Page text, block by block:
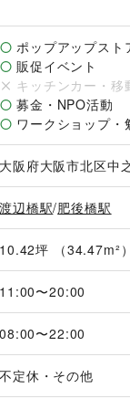
完備
ョーケース
可動什器多数
ポップアップスト
販促イベント
キッチンカー・移
募金・NPO活動
ワークショップ・
大阪府大阪市北区中
渡辺橋駅/肥後橋駅
10.42坪 （34.47m²）
11:00〜20:00
08:00〜22:00
不定休・その他